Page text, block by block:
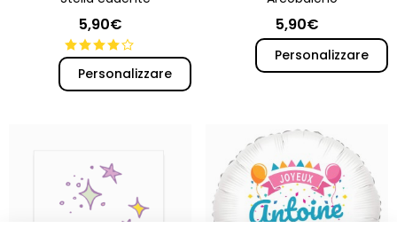
5,90€
Personalizzare
5,90€
Personalizzare